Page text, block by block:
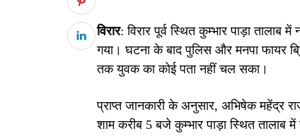
विरार: विरार पूर्व स्थित कुम्भार पाड़ा तालाब
गया। घटना के बाद पुलिस और मनपा फायर
तक युवक का कोई पता नहीं चल सका।
प्राप्त जानकारी के अनुसार, अभिषेक महेंद्र
शाम करीब 5 बजे कुम्भार पाड़ा स्थित तालाब